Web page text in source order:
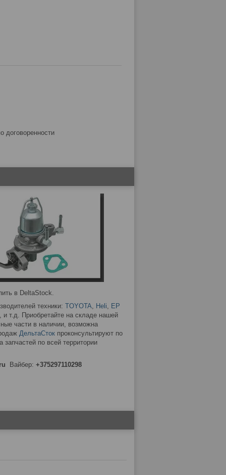
договоренности
в DeltaStock.
техники: TOYOTA, Heli, EP
, и т.д. Приобретайте на складе нашей
части в наличии, возможна
ДельтаСток проконсультируют по
по всей территории
Вайбер: +375297110298